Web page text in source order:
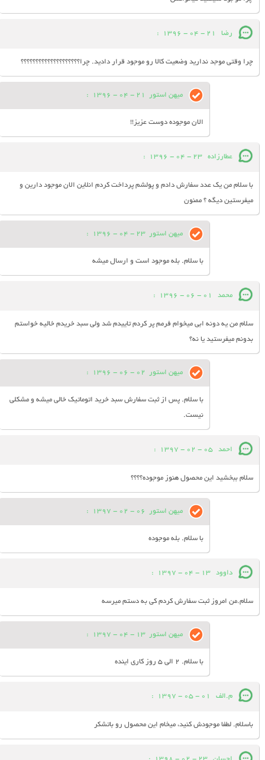
رضا 21 - 04 - 1396
:
چرا وقتی موجد ندارید وضعیت کالا رو موجود قرار دادید. چرا؟؟؟؟؟؟؟؟؟؟؟؟؟؟؟؟؟؟؟؟
میهن استور 21 - 04 - 1396
:
الان موجوده دوست عزیز!!
عطارزاده 23 - 04 - 1396
:
با سلام من يك عدد سفارش دادم و پولشم پرداخت كردم انلاين الان موجود دارين و
ميفرستين ديگه ؟ ممنون
میهن استور 23 - 04 - 1396
:
با سلام. بله موجود است و ارسال میشه
محمد 01 - 06 - 1396
:
سلام من یه دونه ابی میخوام فرمم پر کردم تاییدم شد ولی سبد خریدم خالیه خواستم
بدونم میفرستید یا نه؟
میهن استور 02 - 06 - 1396
:
با سلام. پس از ثبت سفارش سبد خرید اتوماتیک خالی میشه و مشکلی
نیست.
احمد 05 - 02 - 1397
:
سلام ببخشید این محصول هنوز موجوده؟؟؟؟
میهن استور 06 - 02 - 1397
:
با سلام. بله موجوده
داوود 13 - 04 - 1397
:
سلام.من امروز ثبت سفارش کردم کی به دستم میرسه
میهن استور 13 - 04 - 1397
:
با سلام. 2 الی 5 روز کاری اینده
م.الف 01 - 05 - 1397
:
باسلام. لطفا موجودش کنید، میخام این محصول رو باتشکر